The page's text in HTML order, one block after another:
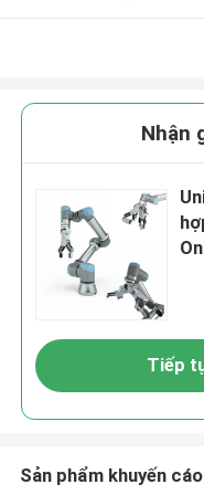
Nhận
Tiếp
Sản phẩm khuyến cáo